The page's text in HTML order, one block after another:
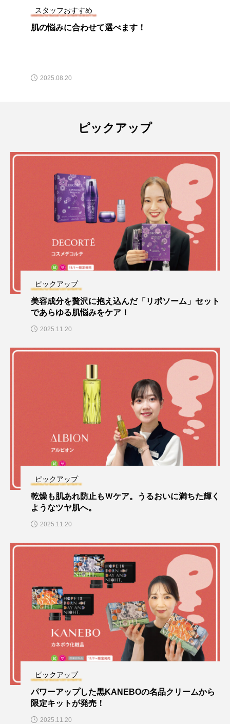
スタッフおすすめ
肌の悩みに合わせて選べます！
2025.08.20
ピックアップ
ピックアップ
美容成分を贅沢に抱え込んだ「リポソーム」セット
であらゆる肌悩みをケア！
2025.11.20
ピックアップ
乾燥も肌あれ防止もＷケア。うるおいに満ちた輝く
ようなツヤ肌へ。
2025.11.20
ピックアップ
パワーアップした黒KANEBOの名品クリームから
限定キットが発売！
2025.11.20